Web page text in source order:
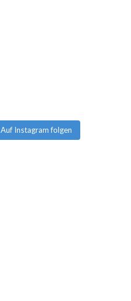
Auf Instagram folgen